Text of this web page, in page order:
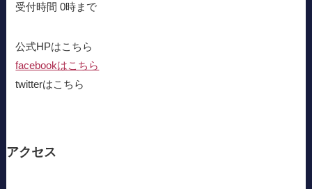
受付時間 0時まで
公式HPはこちら
facebookはこちら
twitterはこちら
アクセス